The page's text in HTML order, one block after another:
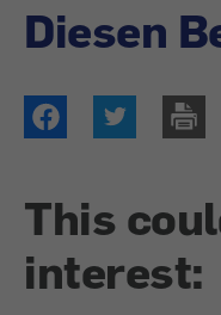
Diesen
This
interest: